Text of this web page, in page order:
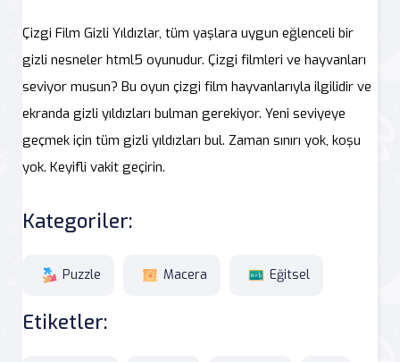
Çizgi Film Gizli Yıldızlar, tüm yaşlara uygun eğlenceli bir
gizli nesneler html5 oyunudur. Çizgi filmleri ve hayvanları
seviyor musun? Bu oyun çizgi film hayvanlarıyla ilgilidir ve
ekranda gizli yıldızları bulman gerekiyor. Yeni seviyeye
geçmek için tüm gizli yıldızları bul. Zaman sınırı yok, koşu
yok. Keyifli vakit geçirin.
Kategoriler:
Puzzle Macera Eğitsel
Etiketler: